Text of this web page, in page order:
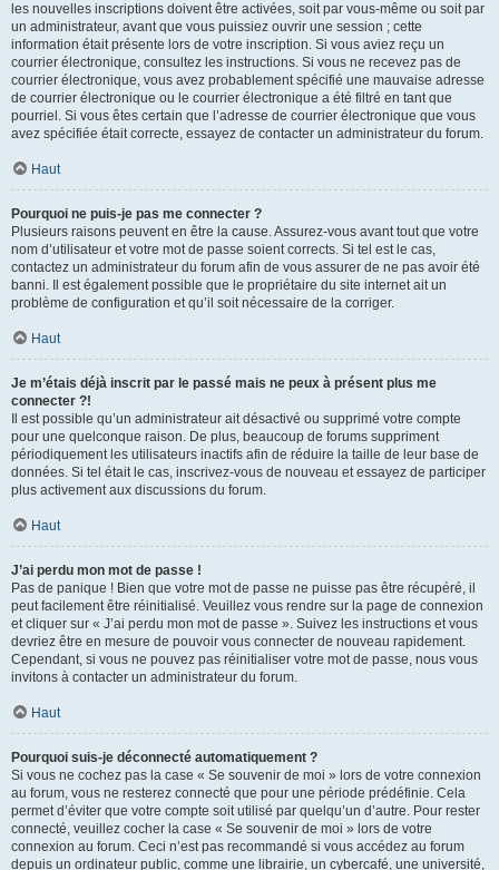
les nouvelles inscriptions doivent être activées, soit par vous-même ou soit par
un administrateur, avant que vous puissiez ouvrir une session ; cette
information était présente lors de votre inscription. Si vous aviez reçu un
courrier électronique, consultez les instructions. Si vous ne recevez pas de
courrier électronique, vous avez probablement spécifié une mauvaise adresse
de courrier électronique ou le courrier électronique a été filtré en tant que
pourriel. Si vous êtes certain que l’adresse de courrier électronique que vous
avez spécifiée était correcte, essayez de contacter un administrateur du forum.
Haut
Pourquoi ne puis-je pas me connecter ?
Plusieurs raisons peuvent en être la cause. Assurez-vous avant tout que votre
nom d’utilisateur et votre mot de passe soient corrects. Si tel est le cas,
contactez un administrateur du forum afin de vous assurer de ne pas avoir été
banni. Il est également possible que le propriétaire du site internet ait un
problème de configuration et qu’il soit nécessaire de la corriger.
Haut
Je m’étais déjà inscrit par le passé mais ne peux à présent plus me
connecter ?!
Il est possible qu’un administrateur ait désactivé ou supprimé votre compte
pour une quelconque raison. De plus, beaucoup de forums suppriment
périodiquement les utilisateurs inactifs afin de réduire la taille de leur base de
données. Si tel était le cas, inscrivez-vous de nouveau et essayez de participer
plus activement aux discussions du forum.
Haut
J’ai perdu mon mot de passe !
Pas de panique ! Bien que votre mot de passe ne puisse pas être récupéré, il
peut facilement être réinitialisé. Veuillez vous rendre sur la page de connexion
et cliquer sur « J’ai perdu mon mot de passe ». Suivez les instructions et vous
devriez être en mesure de pouvoir vous connecter de nouveau rapidement.
Cependant, si vous ne pouvez pas réinitialiser votre mot de passe, nous vous
invitons à contacter un administrateur du forum.
Haut
Pourquoi suis-je déconnecté automatiquement ?
Si vous ne cochez pas la case « Se souvenir de moi » lors de votre connexion
au forum, vous ne resterez connecté que pour une période prédéfinie. Cela
permet d’éviter que votre compte soit utilisé par quelqu’un d’autre. Pour rester
connecté, veuillez cocher la case « Se souvenir de moi » lors de votre
connexion au forum. Ceci n’est pas recommandé si vous accédez au forum
depuis un ordinateur public, comme une librairie, un cybercafé, une université,